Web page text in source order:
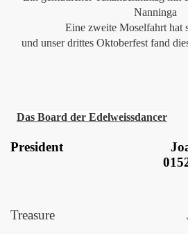
Nanninga
Eine zweite Moselfahrt hat
und unser drittes Oktoberfest fand
Das Board der Edelweissdancer
President
Treasure Janette